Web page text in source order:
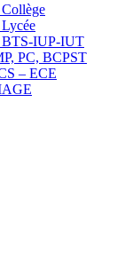
BTS-IUP-IUT
PC, BCPST
– ECE